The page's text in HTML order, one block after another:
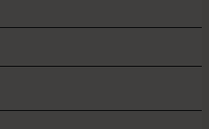
hjälp med